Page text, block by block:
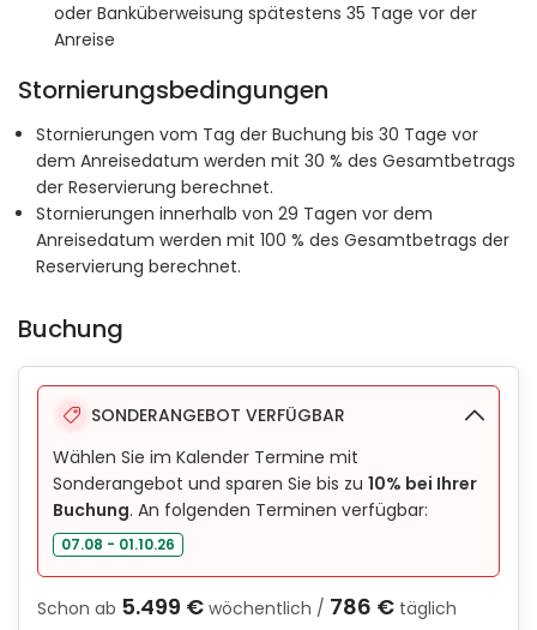
oder Banküberweisung spätestens 35 Tage vor der
Anreise
Stornierungsbedingungen
Stornierungen vom Tag der Buchung bis 30 Tage vor
dem Anreisedatum werden mit 30 % des Gesamtbetrags
der Reservierung berechnet.
Stornierungen innerhalb von 29 Tagen vor dem
Anreisedatum werden mit 100 % des Gesamtbetrags der
Reservierung berechnet.
Buchung
SONDERANGEBOT VERFÜGBAR
Wählen Sie im Kalender Termine mit
Sonderangebot und sparen Sie bis zu 10% bei Ihrer
Buchung. An folgenden Terminen verfügbar:
07.08 - 01.10.26
Schon ab 5.499 € wöchentlich / 786 € täglich